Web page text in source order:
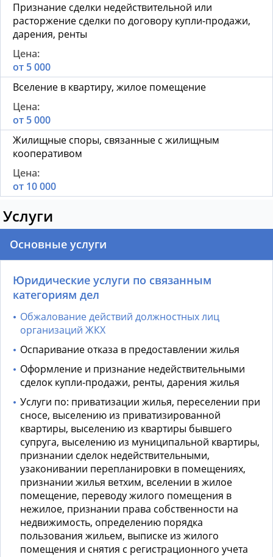
Признание сделки недействительной или
расторжение сделки по договору купли-продажи,
дарения, ренты
от 5 000
Вселение в квартиру, жилое помещение
от 5 000
Жилищные споры, связанные с жилищным
кооперативом
от 10 000
Услуги
Основные услуги
Юридические услуги по связанным
категориям дел
Обжалование действий должностных лиц
организаций ЖКХ
Оспаривание отказа в предоставлении жилья
Оформление и признание недействительными
сделок купли-продажи, ренты, дарения жилья
Услуги по: приватизации жилья, переселении при
сносе, выселению из приватизированной
квартиры, выселению из квартиры бывшего
супруга, выселению из муниципальной квартиры,
признании сделок недействительными,
узаконивании перепланировки в помещениях,
признании жилья ветхим, вселении в жилое
помещение, переводу жилого помещения в
нежилое, признании права собственности на
недвижимость, определению порядка
пользования жильем, выписке из жилого
помещения и снятия с регистрационного учета